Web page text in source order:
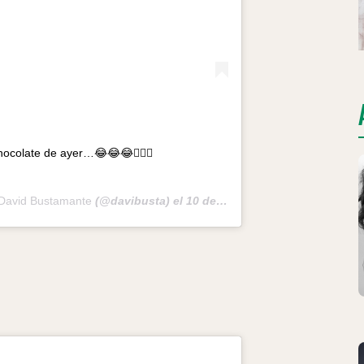
de ayer…😂😂😂🤷🏻‍♂️
Bustamante (@davibusta) el 10 de Abr de 2020 a las 5:19 PDT